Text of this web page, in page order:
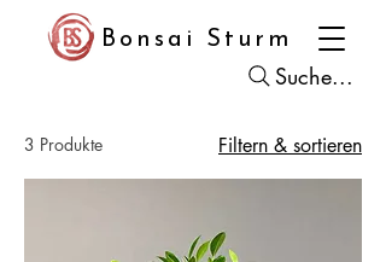
Bonsai Sturm
Suche...
3 Produkte Filtern & sortieren